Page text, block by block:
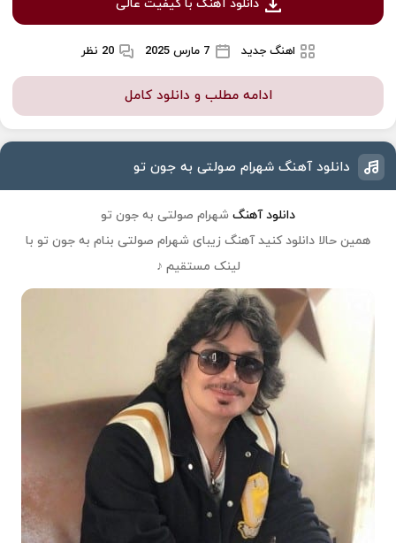
دانلود آهنگ با کیفیت عالی
اهنگ جدید 7 مارس 2025 20 نظر
ادامه مطلب و دانلود کامل
دانلود آهنگ شهرام صولتی به جون تو
دانلود آهنگ شهرام صولتی به جون تو
همین حالا دانلود کنید آهنگ زیبای شهرام صولتی بنام به جون تو با
لینک مستقیم ♪